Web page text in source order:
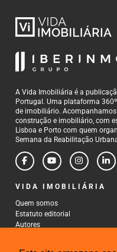
A Vida Imobiliária é a
Portugal. Uma plataforma
de imobiliário.
construção e imobiliário, com
Lisboa e Porto com quem
Semana da Reabilitação
VIDA IMOBILIÁRIA
Quem somos
Estatuto editorial
Autores